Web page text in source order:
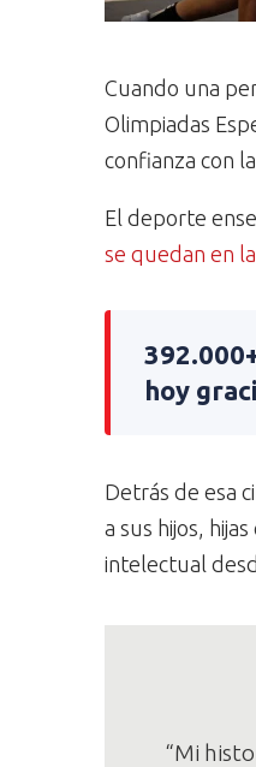
Cuando una
Olimpiadas
confianza con
El deporte
se quedan en
hoy
Detrás de esa
a sus hijos,
intelectual
“Mi